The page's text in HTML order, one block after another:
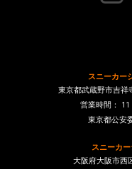
スニーカー
東京都武蔵野市吉祥
営業時間：
東京都公安
スニーカ
大阪府大阪市西